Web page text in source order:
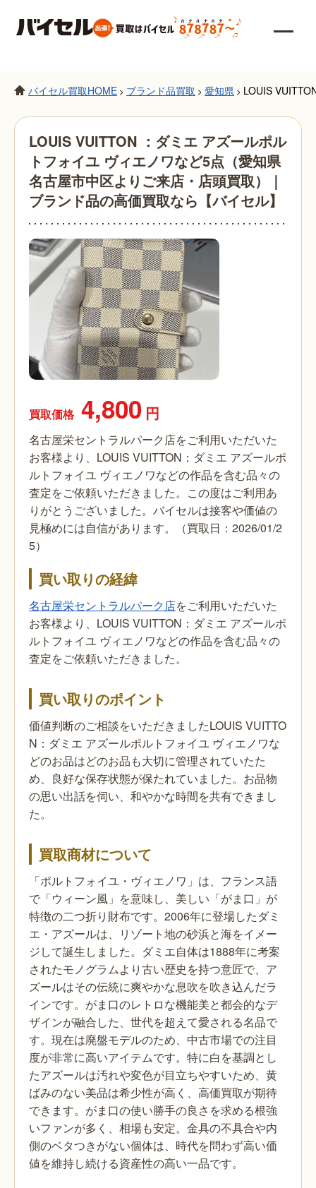
バイセル買取HOME > ブランド品買取 > 愛知県 > LOUIS
LOUIS VUITTON ：ダミエ アズールポル
トフォイユ ヴィエノワなど5点（愛知県
名古屋市中区よりご来店・店頭買取）｜
ブランド品の高価買取なら【バイセル】
買取価格 4,800 円
名古屋栄セントラルパーク店をご利用いただいた
お客様より、LOUIS VUITTON：ダミエ アズールポ
ルトフォイユ ヴィエノワなどの作品を含む品々の
査定をご依頼いただきました。この度はご利用あ
りがとうございました。バイセルは接客や価値の
見極めには自信があります。（買取日：2026/01/2
5）
買い取りの経緯
名古屋栄セントラルパーク店をご利用いただいた
お客様より、LOUIS VUITTON：ダミエ アズールポ
ルトフォイユ ヴィエノワなどの作品を含む品々の
査定をご依頼いただきました。
買い取りのポイント
価値判断のご相談をいただきましたLOUIS VUITTO
N：ダミエ アズールポルトフォイユ ヴィエノワな
どのお品はどのお品も大切に管理されていたた
め、良好な保存状態が保たれていました。お品物
の思い出話を伺い、和やかな時間を共有できまし
た。
買取商材について
「ポルトフォイユ・ヴィエノワ」は、フランス語
で「ウィーン風」を意味し、美しい「がま口」が
特徴の二つ折り財布です。2006年に登場したダミ
エ・アズールは、リゾート地の砂浜と海をイメー
ジして誕生しました。ダミエ自体は1888年に考案
されたモノグラムより古い歴史を持つ意匠で、ア
ズールはその伝統に爽やかな息吹を吹き込んだラ
インです。がま口のレトロな機能美と都会的なデ
ザインが融合した、世代を超えて愛される名品で
す。現在は廃盤モデルのため、中古市場での注目
度が非常に高いアイテムです。特に白を基調とし
たアズールは汚れや変色が目立ちやすいため、黄
ばみのない美品は希少性が高く、高価買取が期待
できます。がま口の使い勝手の良さを求める根強
いファンが多く、相場も安定。金具の不具合や内
側のベタつきがない個体は、時代を問わず高い価
値を維持し続ける資産性の高い一品です。